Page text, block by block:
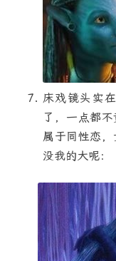
床戏镜头实
了，一点都
属于同性恋
没我的大呢：